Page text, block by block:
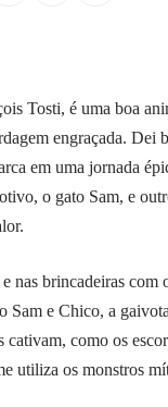
Tosti, é uma boa
engraçada. Dei
em uma jornada
o gato Sam, e
nas brincadeiras com
Sam e Chico, a
cativam, como os
utiliza os monstros